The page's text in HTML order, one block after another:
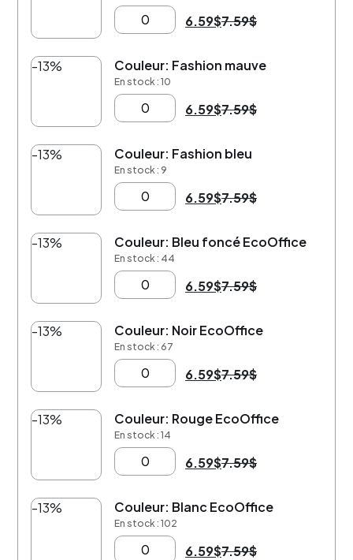
6.59$7.59$
-13% Couleur: Fashion mauve
En stock : 10
6.59$7.59$
-13% Couleur: Fashion bleu
En stock : 9
6.59$7.59$
-13% Couleur: Bleu foncé EcoOffice
En stock : 44
6.59$7.59$
-13% Couleur: Noir EcoOffice
En stock : 67
6.59$7.59$
-13% Couleur: Rouge EcoOffice
En stock : 14
6.59$7.59$
-13% Couleur: Blanc EcoOffice
En stock : 102
6.59$7.59$